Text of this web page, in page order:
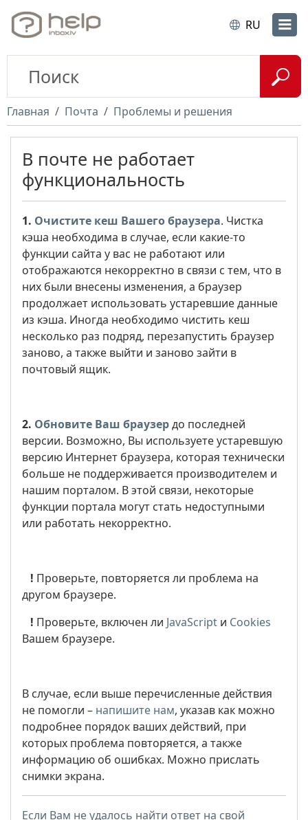
RU
Главная Почта Проблемы и решения
В почте не работает
функциональность
1. Очистите кеш Вашего браузера. Чистка
кэша необходима в случае, если какие-то
функции сайта у вас не работают или
отображаются некорректно в связи с тем, что в
них были внесены изменения, а браузер
продолжает использовать устаревшие данные
из кэша. Иногда необходимо чистить кеш
несколько раз подряд, перезапустить браузер
заново, а также выйти и заново зайти в
почтовый ящик.
2. Обновите Ваш браузердо последней
версии. Возможно, Вы используете устаревшую
версию Интернет браузера, которая технически
больше не поддерживается производителем и
нашим порталом. В этой связи, некоторые
функции портала могут стать недоступными
или работать некорректно.
! Проверьте, повторяется ли проблема на
другом браузере.
! Проверьте, включен ли JavaScript и Cookies
Вашем браузере.
В случае, если выше перечисленные действия
не помогли – напишите нам, указав как можно
подробнее порядок ваших действий, при
которых проблема повторяется, а также
информацию об ошибках. Можно прислать
снимки экрана.
Если Вам не удалось найти ответ на свой